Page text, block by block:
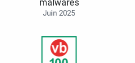
malwares
Juin 2025